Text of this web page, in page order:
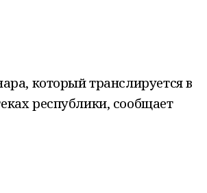
который транслируется в
республики, сообщает